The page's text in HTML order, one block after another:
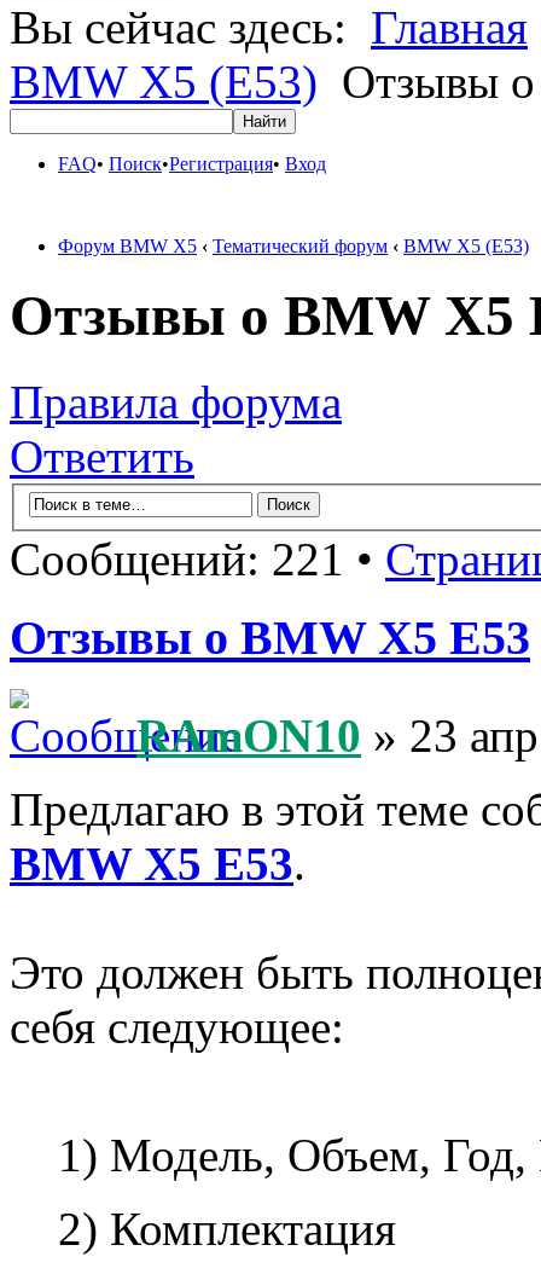
Вы сейчас здесь: Главная
BMW X5 (E53) Отзывы
FAQ• Поиск•Регистрация• Вход
Форум BMW X5 ‹ Тематический форум ‹ BMW X5 (E53)
Отзывы о BMW X5
Правила форума
Ответить
Сообщений: 221 •
Отзывы о BMW X5 E53
RAmON10 » 23
Предлагаю в этой теме
BMW X5 E53.
Это должен быть
себя следующее:
1) Модель, Объем, Год,
2) Комплектация